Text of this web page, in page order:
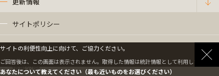
サイトポリシー
プライバシーポリシー
情報公開
サイトの利便性向上に向けて、ご協力ください。
ご回答後は、この画面は表示されません。取得した情報は統計情報として利用します。
あなたについて教えてください（最も近いものをお選びください）